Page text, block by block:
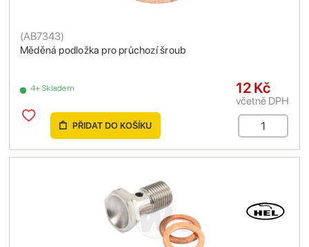
Měděná podložka pro průchozí šroub
(AB7343)
4+ Skladem 12 Kč
včetně DPH
PŘIDAT DO KOŠÍKU